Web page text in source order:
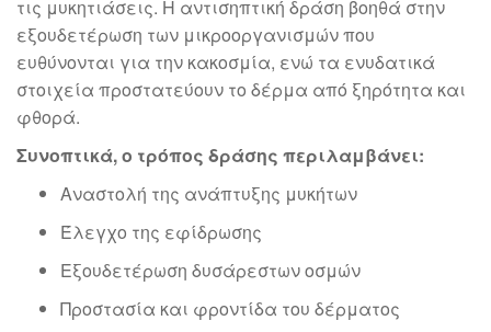
τις μυκητιάσεις. Η αντισηπτική δράση βοηθά στην
εξουδετέρωση των μικροοργανισμών που
ευθύνονται για την κακοσμία, ενώ τα ενυδατικά
στοιχεία προστατεύουν το δέρμα από ξηρότητα και
φθορά.
Συνοπτικά, ο τρόπος δράσης περιλαμβάνει:
Αναστολή της ανάπτυξης μυκήτων
Έλεγχο της εφίδρωσης
Εξουδετέρωση δυσάρεστων οσμών
Προστασία και φροντίδα του δέρματος